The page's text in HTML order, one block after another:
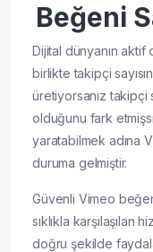
Beğeni
Dijital dünyanın aktif
birlikte takipçi
üretiyorsanız takipçi
olduğunu fark
yaratabilmek adına
duruma gelmiştir.
Güvenli Vimeo
sıklıkla karşılaşılan
doğru şekilde